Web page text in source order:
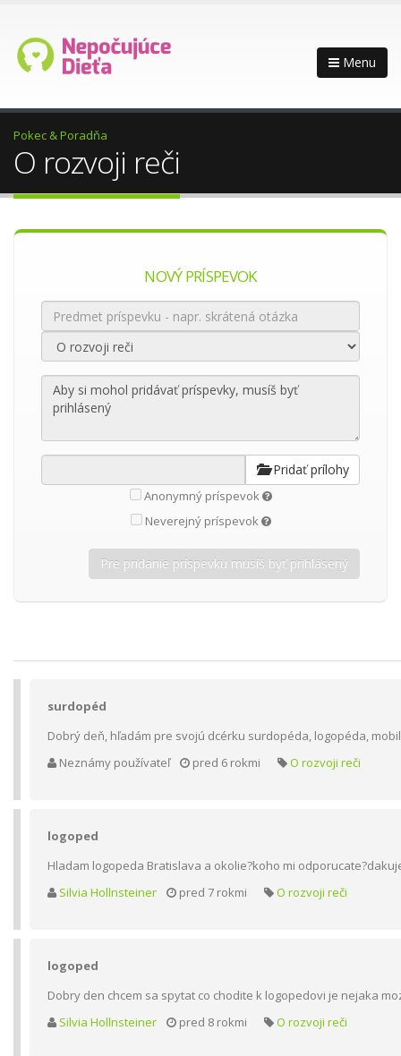
Menu
Pokec & Poradňa
O rozvoji reči
NOVÝ PRÍSPEVOK
Pridať prílohy
Anonymný príspevok
Neverejný príspevok
surdopéd
Dobrý deň, hľadám pre svojú dcérku surdopéda, logopéda,
Neznámy používateľ
pred 6 rokmi O rozvoji reči
logoped
Hladam logopeda Bratislava a okolie?koho mi
Silvia Hollnsteiner
pred 7 rokmi O rozvoji reči
logoped
Dobry den chcem sa spytat co chodite k logopedovi je nejaka
Silvia Hollnsteiner
pred 8 rokmi O rozvoji reči